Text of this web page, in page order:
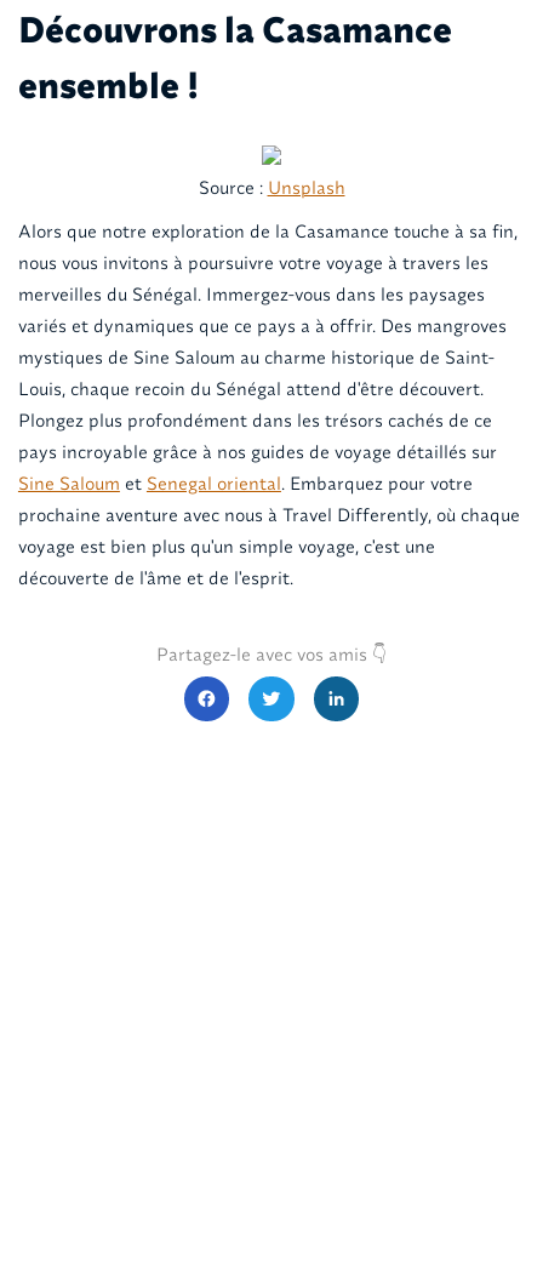
Découvrons la Casamance
ensemble !
Source : Unsplash
Alors que notre exploration de la Casamance touche à sa fin,
nous vous invitons à poursuivre votre voyage à travers les
merveilles du Sénégal. Immergez-vous dans les paysages
variés et dynamiques que ce pays a à offrir. Des mangroves
mystiques de Sine Saloum au charme historique de Saint-
Louis, chaque recoin du Sénégal attend d'être découvert.
Plongez plus profondément dans les trésors cachés de ce
pays incroyable grâce à nos guides de voyage détaillés sur
Sine Saloum et Senegal oriental. Embarquez pour votre
prochaine aventure avec nous à Travel Differently, où chaque
voyage est bien plus qu'un simple voyage, c'est une
découverte de l'âme et de l'esprit.
Partagez-le avec vos amis 👇